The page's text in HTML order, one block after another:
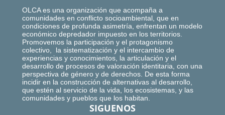
OLCA es una organización que acompaña a
comunidades en conflicto socioambiental, que en
condiciones de profunda asimetría, enfrentan un modelo
económico depredador impuesto en los territorios.
Promovemos la participación y el protagonismo
colectivo, la sistematización y el intercambio de
experiencias y conocimientos, la articulación y el
desarrollo de procesos de valoración identitaria, con una
perspectiva de género y de derechos. De esta forma
incidir en la construcción de alternativas al desarrollo,
que estén al servicio de la vida, los ecosistemas, y las
comunidades y pueblos que los habitan.
SIGUENOS